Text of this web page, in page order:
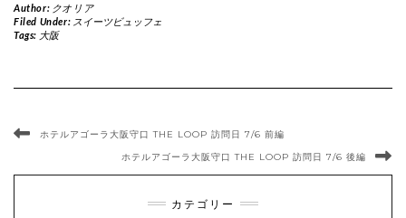
Author: クオリア
Filed Under: スイーツビュッフェ
Tags: 大阪
ホテルアゴーラ大阪守口 THE LOOP 訪問日 7/6 前編
ホテルアゴーラ大阪守口 THE LOOP 訪問日 7/6 後編
カテゴリー